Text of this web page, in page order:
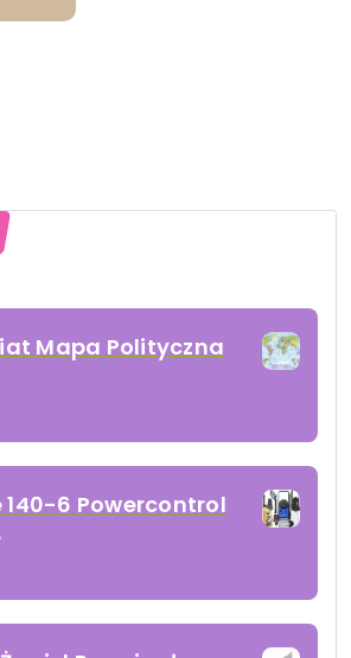
Mapa Polityczna
140-6 Powercontrol